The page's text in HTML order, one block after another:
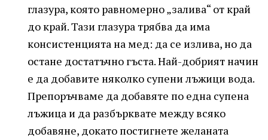
глазура, която равномерно „залива“ от край
до край. Тази глазура трябва да има
консистенцията на мед: да се излива, но да
остане достатъчно гъста. Най-добрият начин
е да добавите няколко супени лъжици вода.
Препоръчваме да добавяте по една супена
лъжица и да разбърквате между всяко
добавяне, докато постигнете желаната